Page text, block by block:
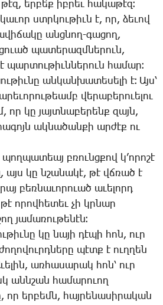
եր­բե՛ք իբ­րեւ հա­կա­թէզ։
ստրկու­թիւն է, որ, ձե­ւով
անց­նող-գա­ցող,
պա­տե­րազմ­նե­րուն,
պար­տու­թիւն­նե­րուն հա­մար։
ան­կան­խա­տե­սե­լի է։ Այս՝
վե­րա­բե­րո­ւե­լու
որ կը յայտ­նա­բե­րենք զայն,
ակ­նա­ծան­քի ար­ժէք ու
բռունց­քով կ­’ո­րո­շէ
այս կը նշա­նա­կէ, թէ վճռած է
բեռ­նա­ւո­րո­ւած ա­ւե­լորդ
ո­րով­հե­տեւ չի կրնար
յա­մա­ռու­թե­նէն։
կը նա­յի դէ­պի հոն, ուր
պէտք է ուղ­ղեն
առ­հա­սա­րակ հոն՝ ուր
անն­շան հա­մա­րո­ւող
որ եր­բեմն, հայ­րե­նա­սի­րա­կան